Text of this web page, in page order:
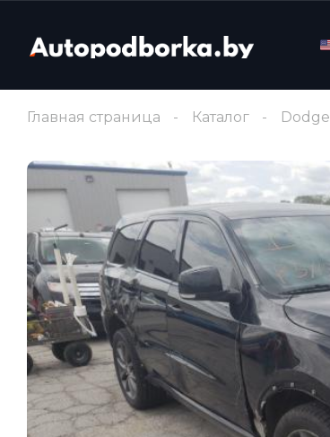
Главная страница Каталог Dodge